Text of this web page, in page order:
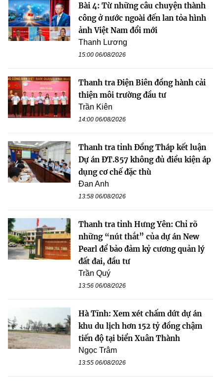
Bài 4: Từ những câu chuyện thành
công ở nước ngoài đến lan tỏa hình
ảnh Việt Nam đổi mới
Thanh Lương
15:00 06/08/2026
Thanh tra Điện Biên đồng hành cải
thiện môi trường đầu tư
Trần Kiên
14:00 06/08/2026
Thanh tra tỉnh Đồng Tháp kết luận
Dự án ĐT.857 không đủ điều kiện áp
dụng cơ chế đặc thù
Đan Anh
13:58 06/08/2026
Thanh tra tỉnh Hưng Yên: Chỉ rõ
những “nút thắt” của dự án New
Pearl để bảo đảm kỷ cương quản lý
đất đai, đầu tư
Trần Quý
13:56 06/08/2026
Hà Tĩnh: Xem xét chấm dứt dự án
khu du lịch hơn 152 tỷ đồng chậm
tiến độ tại biển Xuân Thành
Ngọc Trâm
13:55 06/08/2026